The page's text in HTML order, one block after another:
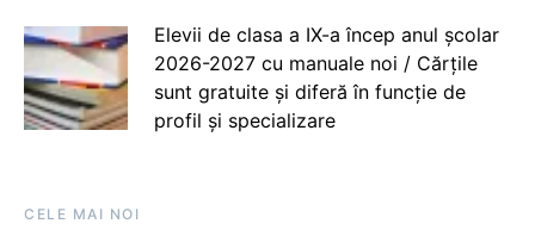
Elevii de clasa a IX-a încep anul școlar
2026-2027 cu manuale noi / Cărțile
sunt gratuite și diferă în funcție de
profil și specializare
CELE MAI NOI